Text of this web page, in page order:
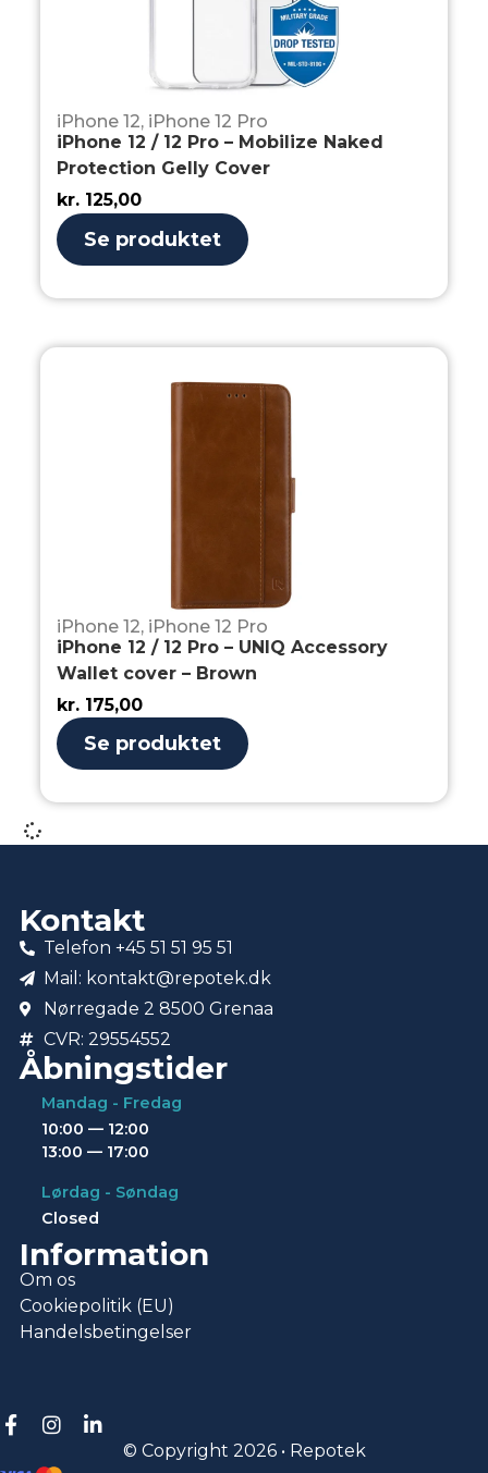
iPhone 12, iPhone 12 Pro
iPhone 12 / 12 Pro – Mobilize Naked
Protection Gelly Cover
kr. 125,00
Se produktet
iPhone 12, iPhone 12 Pro
iPhone 12 / 12 Pro – UNIQ Accessory
Wallet cover – Brown
kr. 175,00
Se produktet
Kontakt
Telefon +45 51 51 95 51
Mail: kontakt@repotek.dk
Nørregade 2 8500 Grenaa
CVR: 29554552
Åbningstider
Mandag - Fredag
10:00 — 12:00
13:00 — 17:00
Lørdag - Søndag
Closed
Information
Om os
Cookiepolitik (EU)
Handelsbetingelser
© Copyright 2026 • Repotek